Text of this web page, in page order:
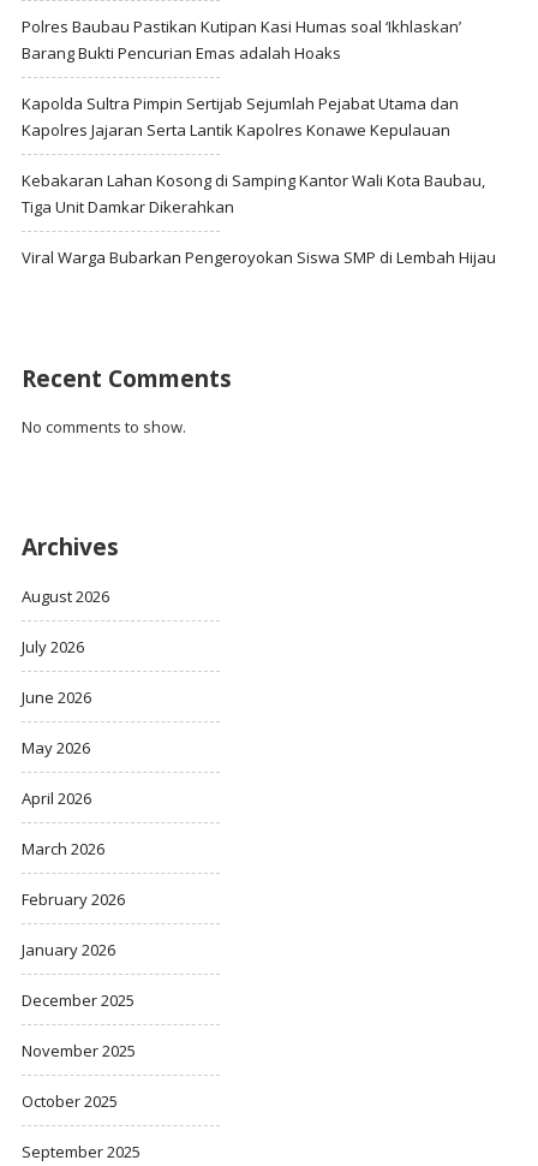
Polres Baubau Pastikan Kutipan Kasi Humas soal ‘Ikhlaskan’
Barang Bukti Pencurian Emas adalah Hoaks
Kapolda Sultra Pimpin Sertijab Sejumlah Pejabat Utama dan
Kapolres Jajaran Serta Lantik Kapolres Konawe Kepulauan
Kebakaran Lahan Kosong di Samping Kantor Wali Kota Baubau,
Tiga Unit Damkar Dikerahkan
Viral Warga Bubarkan Pengeroyokan Siswa SMP di Lembah Hijau
Recent Comments
No comments to show.
Archives
August 2026
July 2026
June 2026
May 2026
April 2026
March 2026
February 2026
January 2026
December 2025
November 2025
October 2025
September 2025